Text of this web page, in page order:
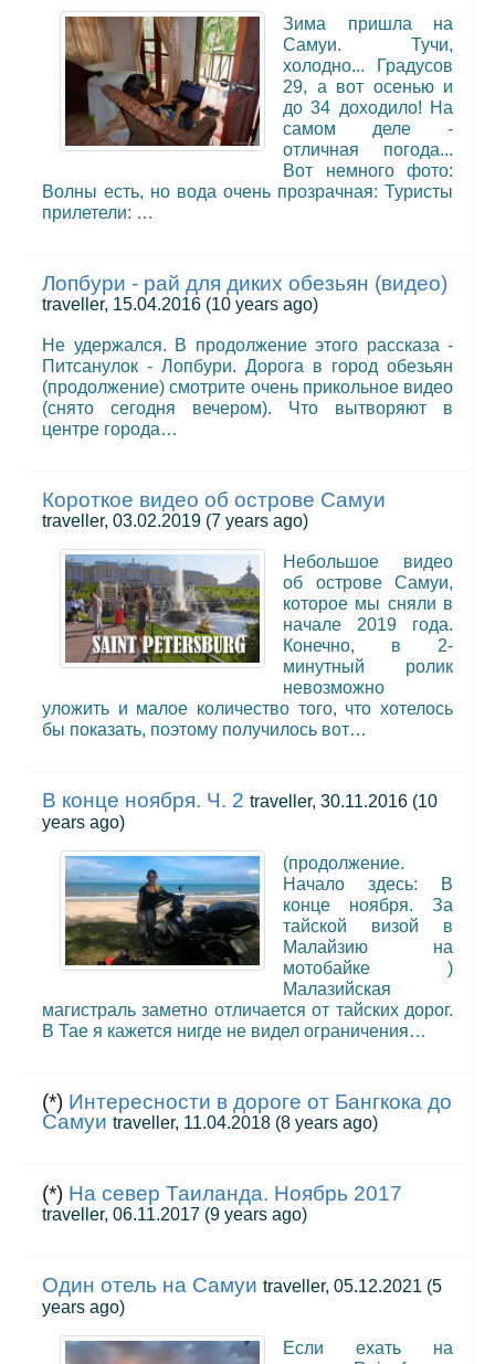
Зима пришла на
Самуи. Тучи,
холодно... Градусов
29, а вот осенью и
до 34 доходило! На
самом деле -
отличная погода...
Вот немного фото:
Волны есть, но вода очень прозрачная: Туристы
прилетели: …
Лопбури - рай для диких обезьян (видео)
traveller, 15.04.2016 (10 years ago)
Не удержался. В продолжение этого рассказа -
Питсанулок - Лопбури. Дорога в город обезьян
(продолжение) смотрите очень прикольное видео
(снято сегодня вечером). Что вытворяют в
центре города…
Короткое видео об острове Самуи
traveller, 03.02.2019 (7 years ago)
Небольшое видео
об острове Самуи,
которое мы сняли в
начале 2019 года.
Конечно, в 2-
минутный ролик
невозможно
уложить и малое количество того, что хотелось
бы показать, поэтому получилось вот…
В конце ноября. Ч. 2 traveller, 30.11.2016 (10
years ago)
(продолжение.
Начало здесь: В
конце ноября. За
тайской визой в
Малайзию на
мотобайке )
Малазийская
магистраль заметно отличается от тайских дорог.
В Тае я кажется нигде не видел ограничения…
(*) Интересности в дороге от Бангкока до
Самуи traveller, 11.04.2018 (8 years ago)
(*) На север Таиланда. Ноябрь 2017
traveller, 06.11.2017 (9 years ago)
Один отель на Самуи traveller, 05.12.2021 (5
years ago)
Если ехать на